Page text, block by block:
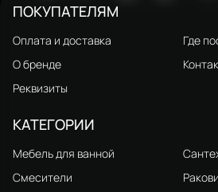
ПОКУПАТЕЛЯМ
Оплата и доставка
Где
О бренде
Реквизиты
КАТЕГОРИИ
Мебель для ванной
Смесители